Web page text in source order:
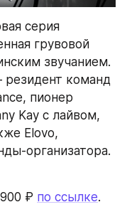
серия
грувовой
звучанием.
резидент команд
пионер
Kay с лайвом,
Elovo,
организатора.
₽ по ссылке.